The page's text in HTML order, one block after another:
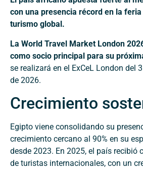
con una presencia récord en la
turismo global.
La World Travel Market London
como socio principal para su
se realizará en el ExCeL London del
de 2026.
Crecimiento
Egipto viene consolidando su
crecimiento cercano al 90% en su
desde 2023. En 2025, el país recibió
de turistas internacionales, con un